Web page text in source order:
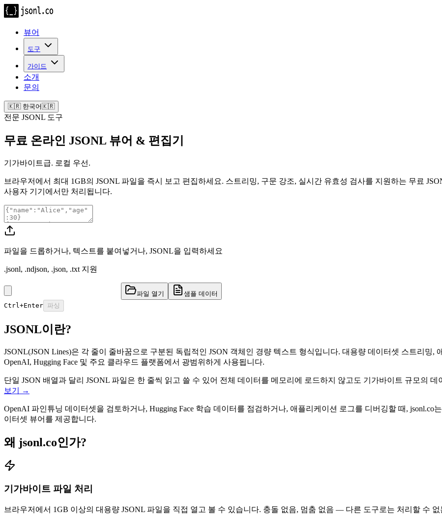
뷰어
도구
가이드
소개
문의
🇰🇷 한국어🇰🇷
전문 JSONL 도구
무료 온라인 JSONL 뷰어 & 편집기
기가바이트급. 로컬 우선.
브라우저에서 최대 1GB의 JSONL 파일을 즉시 보고 편집하세요. 스트리밍, 구문 강조, 실시간 유효성 검사를 지원하는 무료
사용자 기기에서만 처리됩니다.
파일을 드롭하거나, 텍스트를 붙여넣거나, JSONL을 입력하세요
.jsonl, .ndjson, .json, .txt 지원
파일 열기
샘플 데이터
Ctrl+Enter 파싱
JSONL이란?
JSONL(JSON Lines)은 각 줄이 줄바꿈으로 구분된 독립적인 JSON 객체인 경량 텍스트 형식입니다. 대용량 데이터셋 스트리
OpenAI, Hugging Face 및 주요 클라우드 플랫폼에서 광범위하게 사용됩니다.
단일 JSON 배열과 달리 JSONL 파일은 한 줄씩 읽고 쓸 수 있어 전체 데이터를 메모리에 로드하지 않고도 기가바이트 규모의
보기 →
OpenAI 파인튜닝 데이터셋을 검토하거나, Hugging Face 학습 데이터를 점검하거나, 애플리케이션 로그를 디버깅할 때, jsonl.co
이터셋 뷰어를 제공합니다.
왜 jsonl.co인가?
기가바이트 파일 처리
브라우저에서 1GB 이상의 대용량 JSONL 파일을 직접 열고 볼 수 있습니다. 충돌 없음, 멈춤 없음 — 다른 도구로는 처리할 수